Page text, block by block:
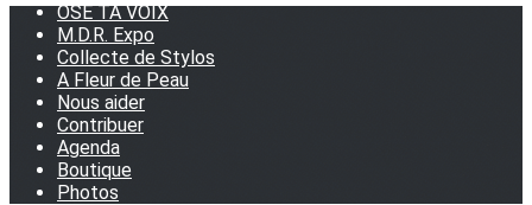
OSE TA VOIX
M.D.R. Expo
Collecte de Stylos
A Fleur de Peau
Nous aider
Contribuer
Agenda
Boutique
Photos